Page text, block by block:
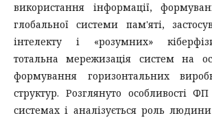
використання інформації,
глобальної системи пам'яті,
інтелекту і «розумних»
тотальна мережизація систем на
формування горизонтальних
структур. Розглянуто особливості
системах і аналізується роль